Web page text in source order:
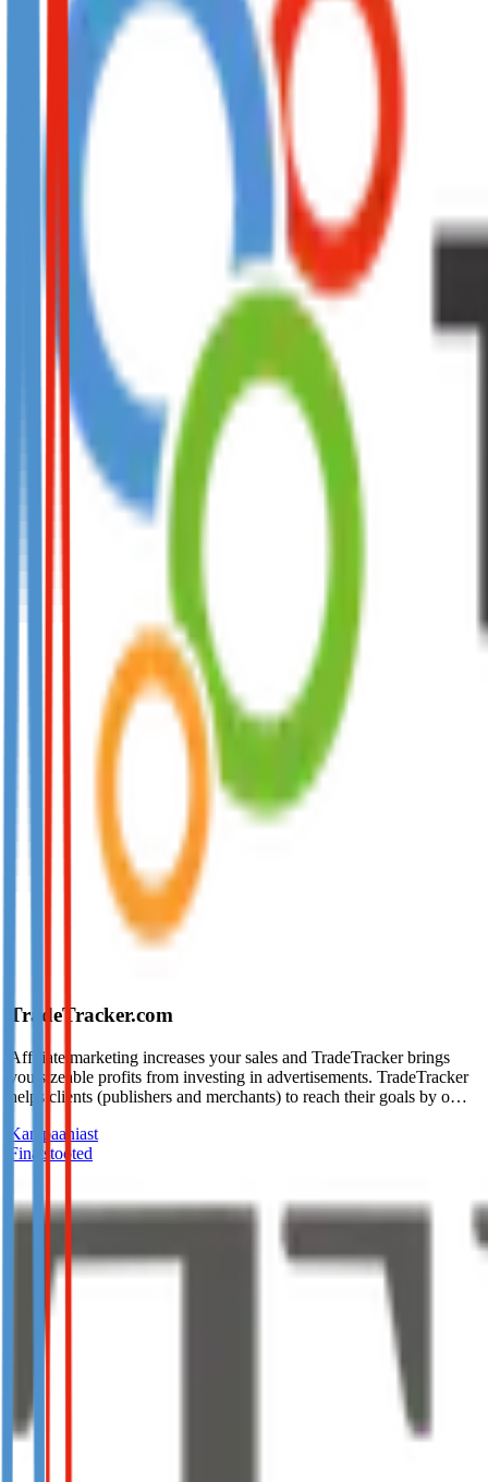
TradeTracker.com
Affiliate marketing increases your sales and TradeTracker brings
you sizeable profits from investing in advertisements. TradeTracker
helps clients (publishers and merchants) to reach their goals by o…
Kampaaniast
Finatstooted